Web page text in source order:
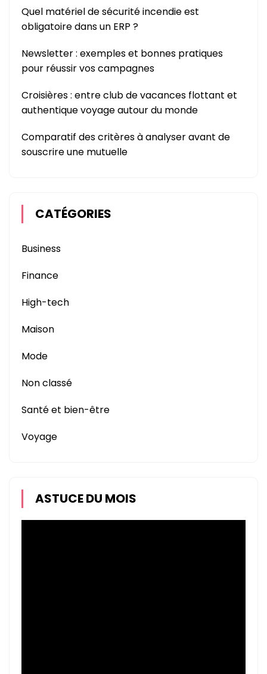
Quel matériel de sécurité incendie est
obligatoire dans un ERP ?
Newsletter : exemples et bonnes pratiques
pour réussir vos campagnes
Croisières : entre club de vacances flottant et
authentique voyage autour du monde
Comparatif des critères à analyser avant de
souscrire une mutuelle
CATÉGORIES
Business
Finance
High-tech
Maison
Mode
Non classé
Santé et bien-être
Voyage
ASTUCE DU MOIS